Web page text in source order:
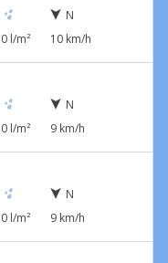
0 l/m²
N
10 km/h
0 l/m²
N
9 km/h
0 l/m²
N
9 km/h